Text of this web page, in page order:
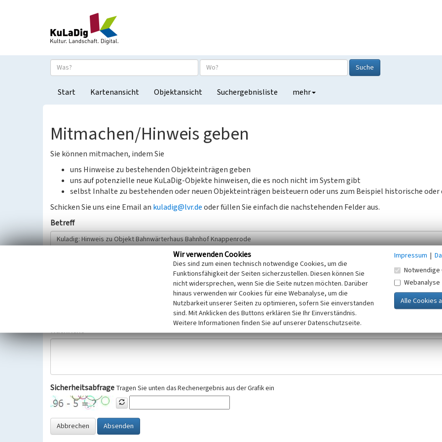
Suche
Start Kartenansicht Objektansicht Suchergebnisliste mehr
Mitmachen/Hinweis geben
Sie können mitmachen, indem Sie
uns Hinweise zu bestehenden Objekteinträgen geben
uns auf potenzielle neue KuLaDig-Objekte hinweisen, die es noch nicht im System gibt
selbst Inhalte zu bestehenden oder neuen Objekteinträgen beisteuern oder uns zum Beispiel historische oder
Schicken Sie uns eine Email an kuladig@lvr.deoder füllen Sie einfach die nachstehenden Felder aus.
Betreff
Wir bitten Sie um freiwillige Angabe Ihres Namens und Ihrer E-Mail-Adresse. Ihre Angaben werden ausschließlich im Rahmen der KuLaDig-
Selbstverständlich werden diese entsprechend der Vorschriften des Telemediengesetzes, des Datenschutzgesetzes NRW und der seit
Datenschutzgrundverordnung (EU-DSGVO) vertraulich behandelt, beachten Sie bitte unsere Hinweise zumDatenschutz
Nachricht
Sicherheitsabfrage Tragen Sie unten das Rechenergebnis aus der Grafik ein
Abbrechen Absenden
Wir verwenden Cookies
Dies sind zum einen technisch notwendige Cookies, um die
Funktionsfähigkeit der Seiten sicherzustellen. Diesen können Sie
nicht widersprechen, wenn Sie die Seite nutzen möchten. Darüber
hinaus verwenden wir Cookies für eine Webanalyse, um die
Nutzbarkeit unserer Seiten zu optimieren, sofern Sie einverstanden
sind. Mit Anklicken des Buttons erklären Sie Ihr Einverständnis.
Weitere Informationen finden Sie auf unserer Datenschutzseite.
Impressum |
Notwendige
Webanalyse